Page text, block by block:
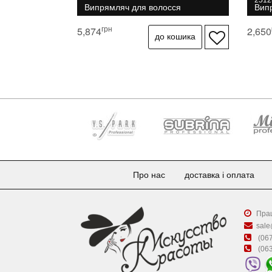
Випрямляч для волосся
5,874грн
60
2,650
Про нас доставка і оплата